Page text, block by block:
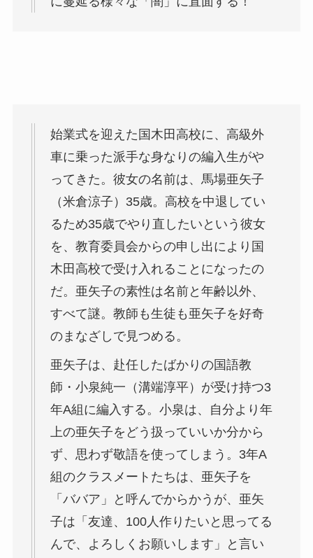
始業式を迎えた国木田高校に、高級外
車に乗った派手な身なりの編入生がや
ってきた。彼女の名前は、馬場亜矢子
（米倉涼子）35歳。高校を中退してい
るため35歳でやり直したいという彼女
を、教育委員会からの申し出により国
木田高校で受け入れることになったの
だ。亜矢子の素性は名前と年齢以外、
すべて謎。教師も生徒も亜矢子を好奇
のまなざしで見つめる。
亜矢子は、赴任したばかりの国語教
師・小泉純一（溝端淳平）が受け持つ3
年A組に編入する。小泉は、自分より年
上の亜矢子をどう扱っていいか分から
ず、思わず敬語を使ってしまう。3年A
組のクラスメートたちは、亜矢子を
「ババア」と呼んでからかうが、亜矢
子は「友達、100人作りたいと思ってる
んで、よろしくお願いします」と言い